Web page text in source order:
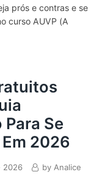
prós e contras e se
curso AUVP (A
Se
2026
2026 by Analice